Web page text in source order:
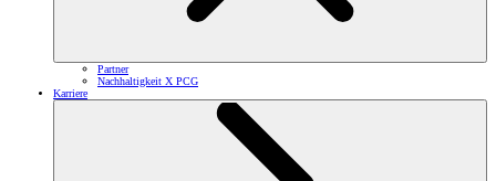
Partner
Nachhaltigkeit X PCG
Karriere